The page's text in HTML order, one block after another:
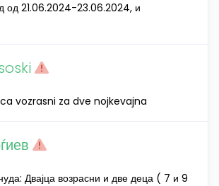
од 21.06.2024-23.06.2024, и
vozrasni za dve nojkevajna
Двајца возрасни и две деца ( 7 и 9